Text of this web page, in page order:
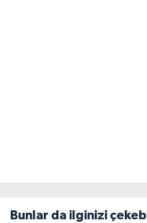
Bunlar da ilginizi